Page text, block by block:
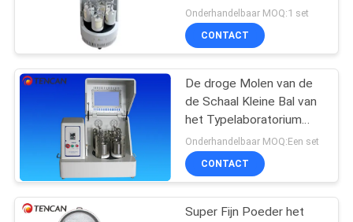
Trillende Balmolen
47
ISO, Laboratorium
Malende Molen
Onderhandelbaar MOQ:1 set
CONTACT
De droge Molen van de
de Schaal Kleine Bal van
het Typelaboratorium
voor het Chinese
Kruidengeneeskunde
Malen
Onderhandelbaar MOQ:Een set
CONTACT
Super Fijn Poeder het